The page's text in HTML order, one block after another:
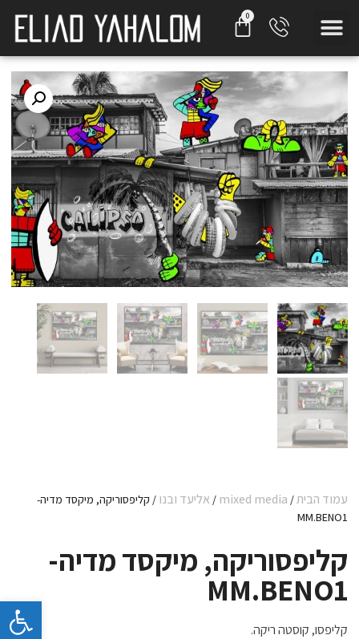
עמוד הבית/
mixed media
/ אליעד ובנו / קליפסוריקה, מיקסד מדיה-
MM.BENO1
קליפסוריקה, מיקסד מדיה-
MM.BENO1
קליפסו, קוסטה ריקה.